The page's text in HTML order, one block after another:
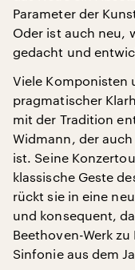
Parameter der
Oder ist auch neu,
gedacht und
Viele Komponisten
pragmatischer
mit der Tradition
Widmann, der
ist. Seine
klassische Geste
rückt sie in eine
und konsequent,
Beethoven-Werk
Sinfonie aus dem